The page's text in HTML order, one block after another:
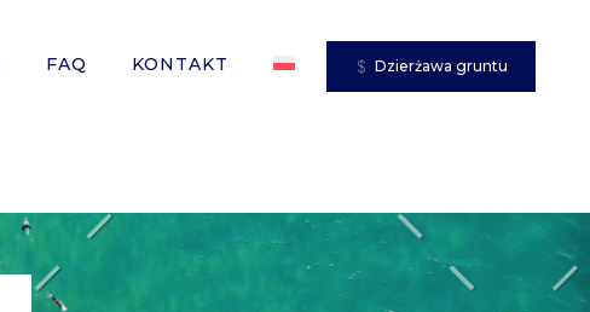
FAQ KONTAKT Dzierżawa gruntu